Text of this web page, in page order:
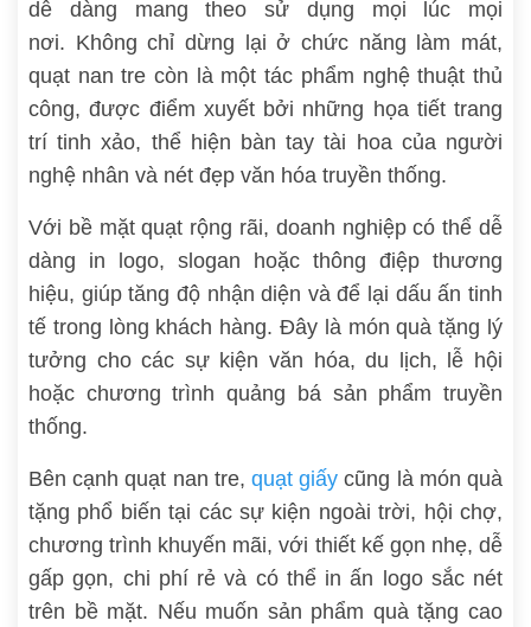
dễ dàng mang theo sử dụng mọi lúc mọi
nơi. Không chỉ dừng lại ở chức năng làm mát,
quạt nan tre còn là một tác phẩm nghệ thuật thủ
công, được điểm xuyết bởi những họa tiết trang
trí tinh xảo, thể hiện bàn tay tài hoa của người
nghệ nhân và nét đẹp văn hóa truyền thống.
Với bề mặt quạt rộng rãi, doanh nghiệp có thể dễ
dàng in logo, slogan hoặc thông điệp thương
hiệu, giúp tăng độ nhận diện và để lại dấu ấn tinh
tế trong lòng khách hàng. Đây là món quà tặng lý
tưởng cho các sự kiện văn hóa, du lịch, lễ hội
hoặc chương trình quảng bá sản phẩm truyền
thống.
Bên cạnh quạt nan tre, quạt giấy cũng là món quà
tặng phổ biến tại các sự kiện ngoài trời, hội chợ,
chương trình khuyến mãi, với thiết kế gọn nhẹ, dễ
gấp gọn, chi phí rẻ và có thể in ấn logo sắc nét
trên bề mặt. Nếu muốn sản phẩm quà tặng cao